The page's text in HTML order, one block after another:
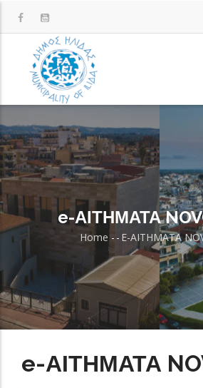
content
e-ΑΙΤΗΜΑΤΑ
Breadcrumb
Home - - E-ΑΙΤΗΜΑΤΑ
e-ΑΙΤΗΜΑΤΑ